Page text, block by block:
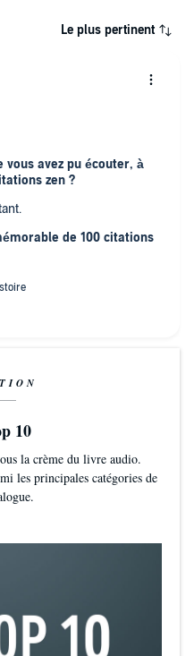
Le plus pertinent
vous avez pu écouter, à
zen ?
de 100 citations
?
ou pleurer ?
?
, atteint
10
la crème du livre audio.
les principales catégories de